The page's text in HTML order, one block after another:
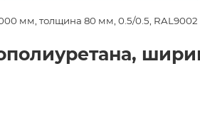
мм, толщина 80 мм, 0.5/0.5, RAL9002